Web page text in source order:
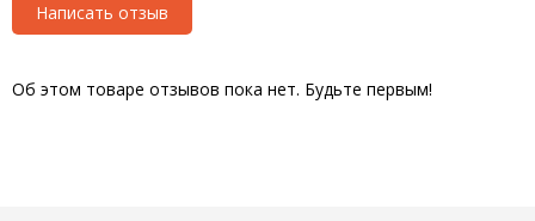
Написать отзыв
Об этом товаре отзывов пока нет. Будьте первым!